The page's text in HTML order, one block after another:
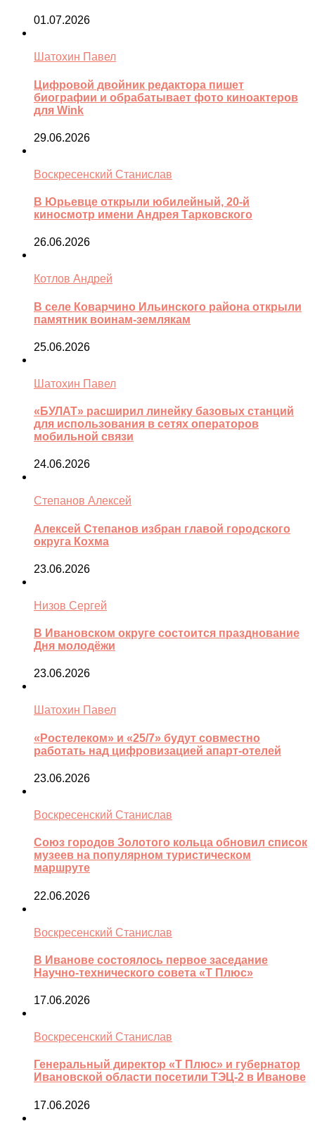
01.07.2026
Шатохин Павел
Цифровой двойник редактора пишет
биографии и обрабатывает фото киноактеров
для Wink
29.06.2026
Воскресенский Станислав
В Юрьевце открыли юбилейный, 20-й
киносмотр имени Андрея Тарковского
26.06.2026
Котлов Андрей
В селе Коварчино Ильинского района открыли
памятник воинам-землякам
25.06.2026
Шатохин Павел
«БУЛАТ» расширил линейку базовых станций
для использования в сетях операторов
мобильной связи
24.06.2026
Степанов Алексей
Алексей Степанов избран главой городского
округа Кохма
23.06.2026
Низов Сергей
В Ивановском округе состоится празднование
Дня молодёжи
23.06.2026
Шатохин Павел
«Ростелеком» и «25/7» будут совместно
работать над цифровизацией апарт-отелей
23.06.2026
Воскресенский Станислав
Союз городов Золотого кольца обновил список
музеев на популярном туристическом
маршруте
22.06.2026
Воскресенский Станислав
В Иванове состоялось первое заседание
Научно-технического совета «Т Плюс»
17.06.2026
Воскресенский Станислав
Генеральный директор «Т Плюс» и губернатор
Ивановской области посетили ТЭЦ-2 в Иванове
17.06.2026